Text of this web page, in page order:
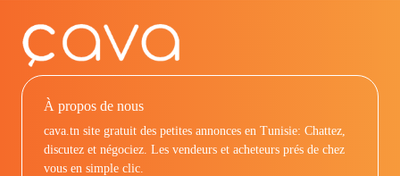
À propos de nous
cava.tn site gratuit des petites annonces en Tunisie: Chattez,
discutez et négociez. Les vendeurs et acheteurs prés de chez
vous en simple clic.